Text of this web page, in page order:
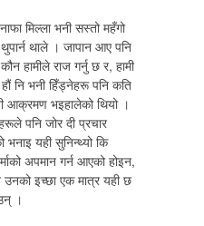
मिल्ला भनी सस्तो महँगो
थाले । जापान आए पनि
हामीले राज गर्नु छ र, हामी
नि भनी हिँड्नेहरू पनि कति
आक्रमण भइहालेको थियो ।
पनि जोर दी प्रचार
भनाइ यही सुनिन्थ्यो कि
अपमान गर्न आएको होइन,
इच्छा एक मात्र यही छ
।